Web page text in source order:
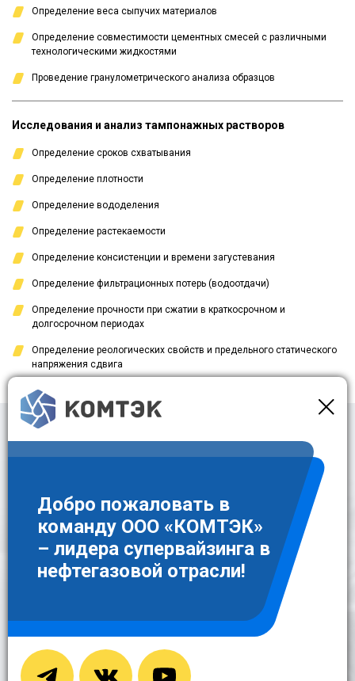
Определение веса сыпучих материалов
Определение совместимости цементных смесей с различными
технологическими жидкостями
Проведение гранулометрического анализа образцов
Исследования и анализ тампонажных растворов
Определение сроков схватывания
Определение плотности
Определение вододеления
Определение растекаемости
Определение консистенции и времени загустевания
Определение фильтрационных потерь (водоотдачи)
Определение прочности при сжатии в краткосрочном и
долгосрочном периодах
Определение реологических свойств и предельного статического
напряжения сдвига
Оставить заявку
Для заказа интересующей вас услуги достаточно оставить заявку в
Добро пожаловать в
команду ООО «КОМТЭК»
– лидера супервайзинга в
нефтегазовой отрасли!